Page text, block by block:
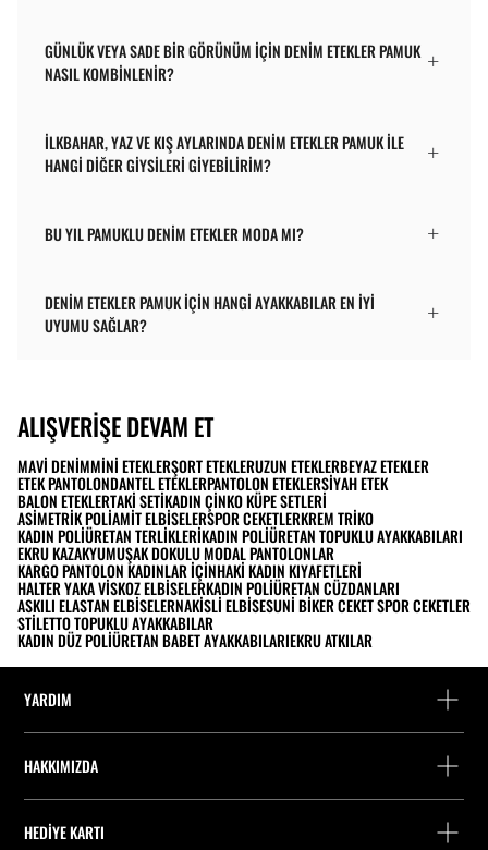
GÜNLÜK VEYA SADE BIR GÖRÜNÜM IÇIN DENIM ETEKLER PAMUK
NASIL KOMBINLENIR?
İLKBAHAR, YAZ VE KIŞ AYLARINDA DENIM ETEKLER PAMUK ILE
HANGI DIĞER GIYSILERI GIYEBILIRIM?
BU YIL PAMUKLU DENIM ETEKLER MODA MI?
DENIM ETEKLER PAMUK IÇIN HANGI AYAKKABILAR EN IYI
UYUMU SAĞLAR?
ALIŞVERIŞE DEVAM ET
MAVI DENIMMINI ETEKLERŞORT ETEKLERUZUN ETEKLERBEYAZ ETEKLER
ETEK PANTOLONDANTEL ETEKLERPANTOLON ETEKLERSIYAH ETEK
BALON ETEKLERTAKI SETIKADIN ÇINKO KÜPE SETLERI
ASIMETRIK POLIAMIT ELBISELERSPOR CEKETLERKREM TRIKO
KADIN POLIÜRETAN TERLIKLERIKADIN POLIÜRETAN TOPUKLU AYAKKABILARI
EKRU KAZAKYUMUŞAK DOKULU MODAL PANTOLONLAR
KARGO PANTOLON KADINLAR İÇINHAKI KADIN KIYAFETLERI
HALTER YAKA VISKOZ ELBISELERKADIN POLIÜRETAN CÜZDANLARI
ASKILI ELASTAN ELBISELERNAKISLI ELBISESUNI BIKER CEKET SPOR CEKETLER
STILETTO TOPUKLU AYAKKABILAR
KADIN DÜZ POLIÜRETAN BABET AYAKKABILARIEKRU ATKILAR
YARDIM
Siparişi takip edin
Fişini bul
HAKKIMIZDA
Stradivarius'ta Çalışmak
HEDIYE KARTI